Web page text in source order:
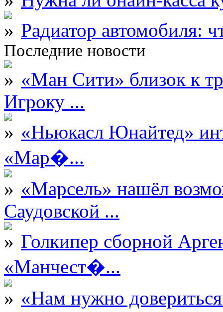
Радиатор автомобиля:
Последние новости
«Ман Сити» близок к
Игроку ...
«Ньюкасл Юнайтед»
«Мар�...
«Марсель» нашёл
Саудовской ...
Голкипер сборной
«Манчест�...
«Нам нужно